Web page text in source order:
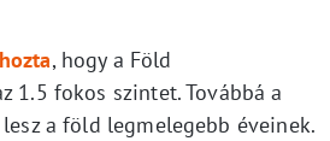
, hogy a Föld
1.5 fokos szintet. Továbbá a
a föld legmelegebb éveinek.